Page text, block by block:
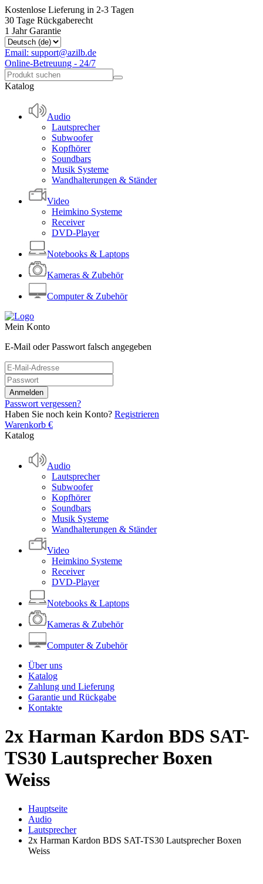
Kostenlose Lieferung in 2-3 Tagen
30 Tage Rückgaberecht
1 Jahr Garantie
Email: support@azilb.de
Online-Betreuung - 24/7
Katalog
Audio
Lautsprecher
Subwoofer
Kopfhörer
Soundbars
Musik Systeme
Wandhalterungen & Ständer
Video
Heimkino Systeme
Receiver
DVD-Player
Notebooks & Laptops
Kameras & Zubehör
Computer & Zubehör
Mein Konto
E-Mail oder Passwort falsch angegeben
Passwort vergessen?
Haben Sie noch kein Konto? Registrieren
Warenkorb €
Katalog
Audio
Lautsprecher
Subwoofer
Kopfhörer
Soundbars
Musik Systeme
Wandhalterungen & Ständer
Video
Heimkino Systeme
Receiver
DVD-Player
Notebooks & Laptops
Kameras & Zubehör
Computer & Zubehör
Über uns
Katalog
Zahlung und Lieferung
Garantie und Rückgabe
Kontakte
2x Harman Kardon BDS SAT-
TS30 Lautsprecher Boxen
Weiss
Hauptseite
Audio
Lautsprecher
2x Harman Kardon BDS SAT-TS30 Lautsprecher Boxen
Weiss